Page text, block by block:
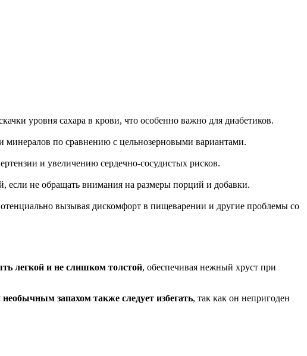
уровня сахара в крови, что особенно важно для диабетиков.
минералов по сравнению с цельнозерновыми вариантами.
и увеличению сердечно-сосудистых рисков.
если не обращать внимания на размеры порций и добавки.
вызывая дискомфорт в пищеварении и другие проблемы со
легкой и не слишком толстой, обеспечивая нежный хруст при
запахом также следует избегать, так как он непригоден